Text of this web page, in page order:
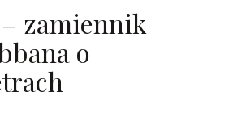
zamiennik
o